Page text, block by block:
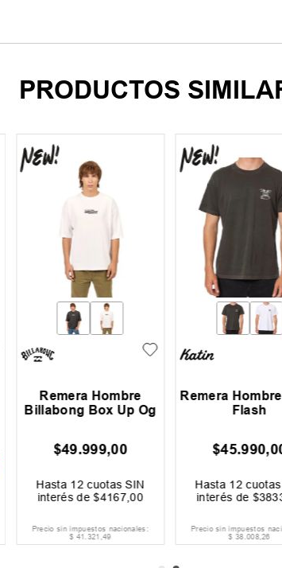
PRODUCTOS
Remera Hombre
Billabong Box Up Og
$49.999,00
Hasta 12 cuotas SIN
interés de$4167 ,00
Precio sin impuestos nacionales:
$ 41.321 ,49
Remera
Flash
$45.990,
Hasta 12
interés de $
Precio sin impuestos
$ 38.008,26